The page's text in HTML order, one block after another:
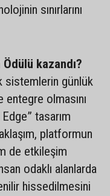
sınırlarını
kazandı?
sistemlerin günlük
olmasını
tasarım
platformun
de etkileşim
odaklı alanlarda
hissedilmesini